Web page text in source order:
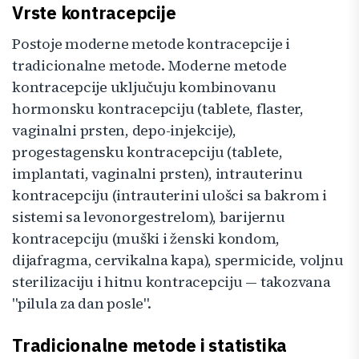
Vrste kontracepcije
Postoje moderne metode kontracepcije i
tradicionalne metode. Moderne metode
kontracepcije uključuju kombinovanu
hormonsku kontracepciju (tablete, flaster,
vaginalni prsten, depo-injekcije),
progestagensku kontracepciju (tablete,
implantati, vaginalni prsten), intrauterinu
kontracepciju (intrauterini ulošci sa bakrom i
sistemi sa levonorgestrelom), barijernu
kontracepciju (muški i ženski kondom,
dijafragma, cervikalna kapa), spermicide, voljnu
sterilizaciju i hitnu kontracepciju — takozvana
"pilula za dan posle".
Tradicionalne metode i statistika